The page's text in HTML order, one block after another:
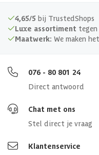
4,65/5 bij TrustedShops
Luxe assortiment
Maatwerk: We maken
076 - 80 801 24
Direct antwoord
Chat met ons
Stel direct je vraag
Klantenservice